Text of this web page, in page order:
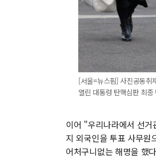
[서울=뉴스핌] 사진공동취
열린 대통령 탄핵심판 최
이어 "우리나라에서 선
지 외국인을 투표 사무원
어처구니없는 해명을 했